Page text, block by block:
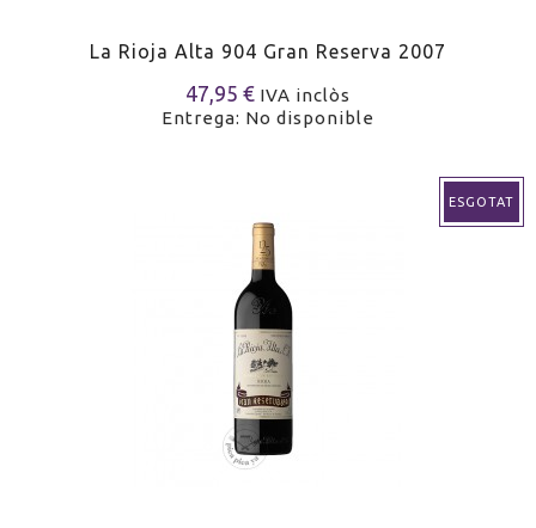
La Rioja Alta 904 Gran Reserva 2007
47,95 € IVA inclòs
Entrega: No disponible
ESGOTAT